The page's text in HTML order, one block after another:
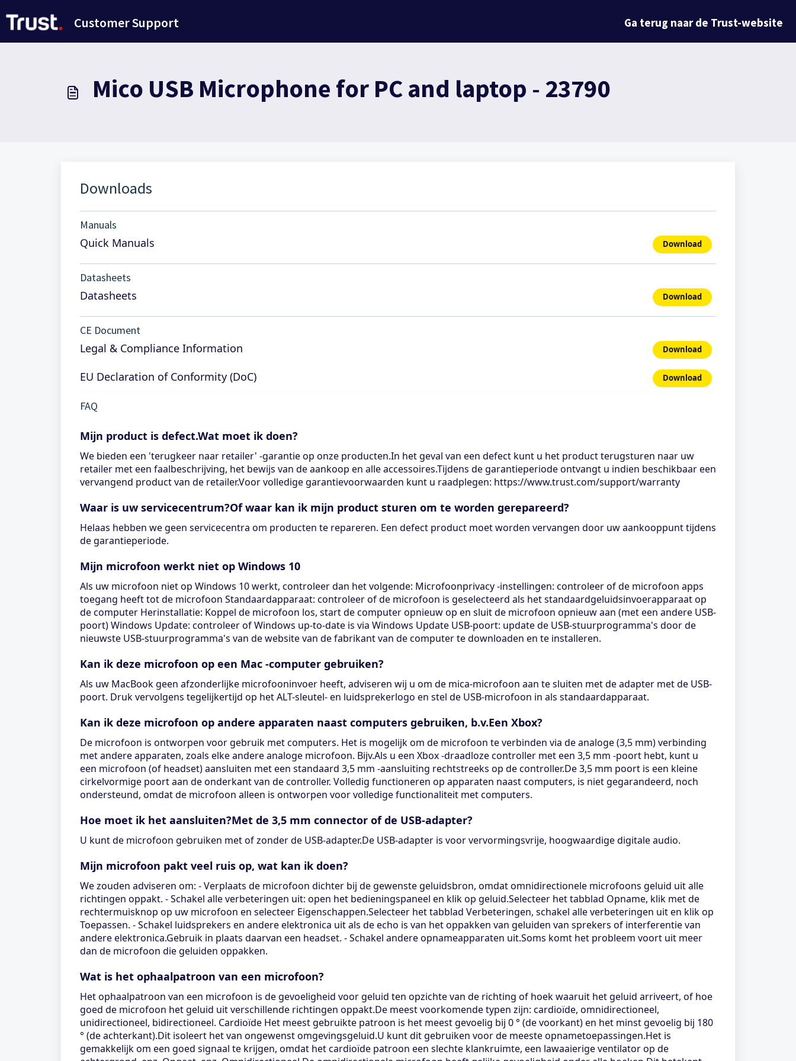
Customer Support Ga terug naar de Trust-website
Mico USB Microphone for PC and laptop - 23790
Downloads
Manuals
Quick Manuals Download
Datasheets
Datasheets Download
CE Document
Legal & Compliance Information Download
EU Declaration of Conformity (DoC) Download
FAQ
Mijn product is defect.Wat moet ik doen?
We bieden een 'terugkeer naar retailer' -garantie op onze producten.In het geval van een defect kunt u het product terugsturen naar uw
retailer met een faalbeschrijving, het bewijs van de aankoop en alle accessoires.Tijdens de garantieperiode ontvangt u indien beschikbaar een
vervangend product van de retailer.Voor volledige garantievoorwaarden kunt u raadplegen: https://www.trust.com/support/warranty
Waar is uw servicecentrum?Of waar kan ik mijn product sturen om te worden gerepareerd?
Helaas hebben we geen servicecentra om producten te repareren. Een defect product moet worden vervangen door uw aankooppunt tijdens
de garantieperiode.
Mijn microfoon werkt niet op Windows 10
Als uw microfoon niet op Windows 10 werkt, controleer dan het volgende: Microfoonprivacy -instellingen: controleer of de microfoon apps
toegang heeft tot de microfoon Standaardapparaat: controleer of de microfoon is geselecteerd als het standaardgeluidsinvoerapparaat op
de computer Herinstallatie: Koppel de microfoon los, start de computer opnieuw op en sluit de microfoon opnieuw aan (met een andere USB-
poort) Windows Update: controleer of Windows up-to-date is via Windows Update USB-poort: update de USB-stuurprogramma's door de
nieuwste USB-stuurprogramma's van de website van de fabrikant van de computer te downloaden en te installeren.
Kan ik deze microfoon op een Mac -computer gebruiken?
Als uw MacBook geen afzonderlijke microfooninvoer heeft, adviseren wij u om de mica-microfoon aan te sluiten met de adapter met de USB-
poort. Druk vervolgens tegelijkertijd op het ALT-sleutel- en luidsprekerlogo en stel de USB-microfoon in als standaardapparaat.
Kan ik deze microfoon op andere apparaten naast computers gebruiken, b.v.Een Xbox?
De microfoon is ontworpen voor gebruik met computers. Het is mogelijk om de microfoon te verbinden via de analoge (3,5 mm) verbinding
met andere apparaten, zoals elke andere analoge microfoon. Bijv.Als u een Xbox -draadloze controller met een 3,5 mm -poort hebt, kunt u
een microfoon (of headset) aansluiten met een standaard 3,5 mm -aansluiting rechtstreeks op de controller.De 3,5 mm poort is een kleine
cirkelvormige poort aan de onderkant van de controller. Volledig functioneren op apparaten naast computers, is niet gegarandeerd, noch
ondersteund, omdat de microfoon alleen is ontworpen voor volledige functionaliteit met computers.
Hoe moet ik het aansluiten?Met de 3,5 mm connector of de USB-adapter?
U kunt de microfoon gebruiken met of zonder de USB-adapter.De USB-adapter is voor vervormingsvrije, hoogwaardige digitale audio.
Mijn microfoon pakt veel ruis op, wat kan ik doen?
We zouden adviseren om: - Verplaats de microfoon dichter bij de gewenste geluidsbron, omdat omnidirectionele microfoons geluid uit alle
richtingen oppakt. - Schakel alle verbeteringen uit: open het bedieningspaneel en klik op geluid.Selecteer het tabblad Opname, klik met de
rechtermuisknop op uw microfoon en selecteer Eigenschappen.Selecteer het tabblad Verbeteringen, schakel alle verbeteringen uit en klik op
Toepassen. - Schakel luidsprekers en andere elektronica uit als de echo is van het oppakken van geluiden van sprekers of interferentie van
andere elektronica.Gebruik in plaats daarvan een headset. - Schakel andere opnameapparaten uit.Soms komt het probleem voort uit meer
dan de microfoon die geluiden oppakken.
Wat is het ophaalpatroon van een microfoon?
Het ophaalpatroon van een microfoon is de gevoeligheid voor geluid ten opzichte van de richting of hoek waaruit het geluid arriveert, of hoe
goed de microfoon het geluid uit verschillende richtingen oppakt.De meest voorkomende typen zijn: cardioïde, omnidirectioneel,
unidirectioneel, bidirectioneel. Cardioïde Het meest gebruikte patroon is het meest gevoelig bij 0 ° (de voorkant) en het minst gevoelig bij 180
° (de achterkant).Dit isoleert het van ongewenst omgevingsgeluid.U kunt dit gebruiken voor de meeste opnametoepassingen.Het is
gemakkelijk om een ​​goed signaal te krijgen, omdat het cardioïde patroon een slechte klankruimte, een lawaaierige ventilator op de